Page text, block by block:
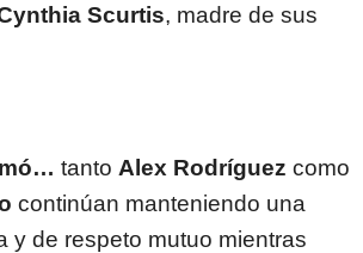
Scurtis, madre de sus
tanto Alex Rodríguez como
continúan manteniendo una
y de respeto mutuo mientras